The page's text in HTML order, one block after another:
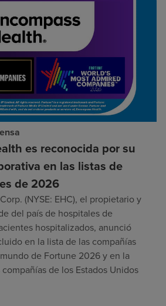
es reconocida por su
en las listas de
de 2026
(NYSE: EHC), el propietario y
del país de hospitales de
hospitalizados, anunció
en la lista de las compañías
de Fortune 2026 y en la
de los Estados Unidos